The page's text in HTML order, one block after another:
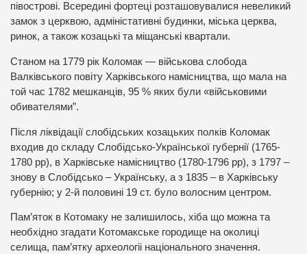
півострові. Всередині фортеці розташовувалися невеликий
замок з церквою, адміністативні будинки, міська церква,
ринок, а також козацькі та міщанські квартали.
Станом на 1779 рік Коломак — військова слобода
Валківського повіту Харківського намісництва, що мала на
той час 1782 мешканців, 95 % яких були «військовими
обивателями”.
Після ліквідації слобідських козацьких полків Коломак
входив до складу Слобідсько-Української губернії (1765-
1780 рр), в Харківське намісництво (1780-1796 рр), з 1797 –
знову в Слобідсько – Українську, а з 1835 – в Харківську
губернію; у 2-й половині 19 ст. було волосним центром.
Пам’яток в Котомаку не залишилось, хіба що можна та
необхідно згадати Котомакське городище на околиці
селища, пам’ятку археологіі національного значення.